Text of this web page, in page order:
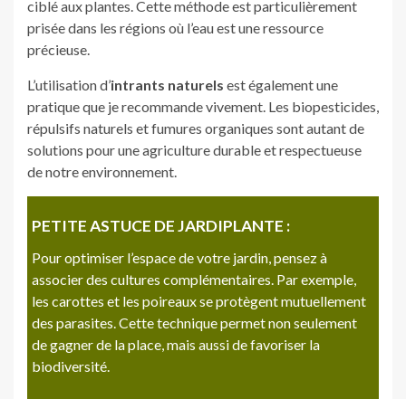
ciblé aux plantes. Cette méthode est particulièrement
prisée dans les régions où l’eau est une ressource
précieuse.
L’utilisation d’intrants naturels est également une
pratique que je recommande vivement. Les biopesticides,
répulsifs naturels et fumures organiques sont autant de
solutions pour une agriculture durable et respectueuse
de notre environnement.
PETITE ASTUCE DE JARDIPLANTE :
Pour optimiser l’espace de votre jardin, pensez à
associer des cultures complémentaires. Par exemple,
les carottes et les poireaux se protègent mutuellement
des parasites. Cette technique permet non seulement
de gagner de la place, mais aussi de favoriser la
biodiversité.